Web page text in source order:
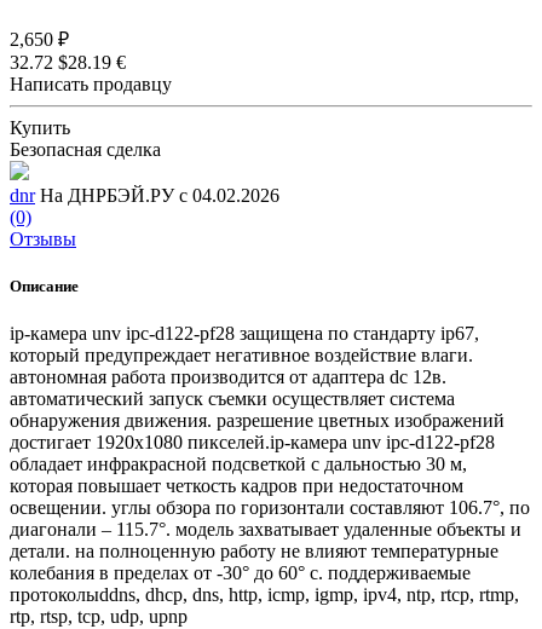
2,650 ₽
32.72 $28.19 €
Написать продавцу
Купить
Безопасная сделка
dnr На ДНРБЭЙ.РУ с 04.02.2026
(0)
Отзывы
Описание
ip-камера unv ipc-d122-pf28 защищена по стандарту ip67,
который предупреждает негативное воздействие влаги.
автономная работа производится от адаптера dc 12в.
автоматический запуск съемки осуществляет система
обнаружения движения. разрешение цветных изображений
достигает 1920x1080 пикселей.ip-камера unv ipc-d122-pf28
обладает инфракрасной подсветкой с дальностью 30 м,
которая повышает четкость кадров при недостаточном
освещении. углы обзора по горизонтали составляют 106.7°, по
диагонали – 115.7°. модель захватывает удаленные объекты и
детали. на полноценную работу не влияют температурные
колебания в пределах от -30° до 60° c. поддерживаемые
протоколыddns, dhcp, dns, http, icmp, igmp, ipv4, ntp, rtcp, rtmp,
rtp, rtsp, tcp, udp, upnp